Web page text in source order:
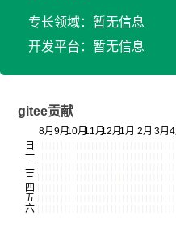
专长领域：暂无信息
开发平台：暂无信息
gitee贡献